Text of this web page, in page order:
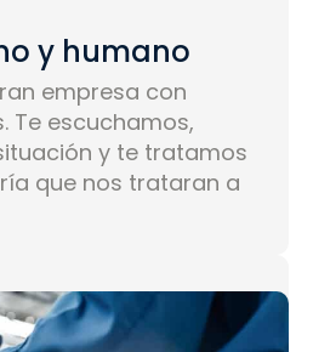
y humano
empresa con
Te escuchamos,
y te tratamos
que nos trataran a